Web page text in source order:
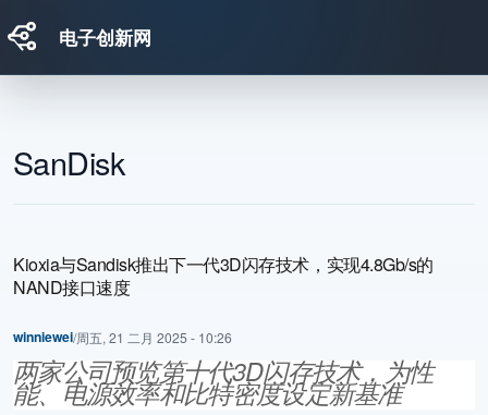
电子创新网
SanDisk
Kioxia与Sandisk推出下一代3D闪存技术，实现4.8Gb/s的
NAND接口速度
winniewei/周五, 21 二月 2025 - 10:26
两家公司预览第十代3D闪存技术，为性
能、电源效率和比特密度设定新基准